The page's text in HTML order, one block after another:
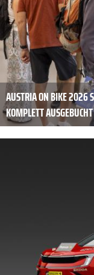
AUSTRIA ON BIKE 2026
KOMPLETT AUSGEBUCHT